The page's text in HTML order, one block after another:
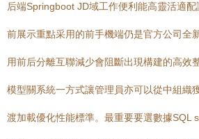
后端Springboot JD域工作便利能高靈活適
前展示重點采用的前手機端仍是官方公司全
用前后分離互聯減少會阻斷出現構建的高效
模型關系統一方式讓管理員亦可以從中組織
渡加載優化性能標準。最重要要選數據SQL